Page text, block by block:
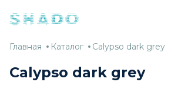
Главная Главная
КаталогКаталог
Calypso
grey
Calypso dark grey
Calypso dark grey